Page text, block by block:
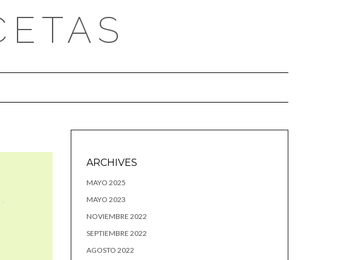
ARCHIVES
MAYO 2025
MAYO 2023
NOVIEMBRE 2022
SEPTIEMBRE 2022
AGOSTO 2022